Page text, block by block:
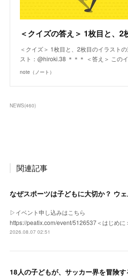
＜クイズ＞ 1枚目と、2枚目のイラスト
スト：@hiroki.38 ＊＊＊ ＜答え＞ この
note（ノート）
NEWS(460)
関連記事
▷イベント申し込みはこちら
https://peatix.com/event/5126537＜はじめ
2026.08.07 02:51